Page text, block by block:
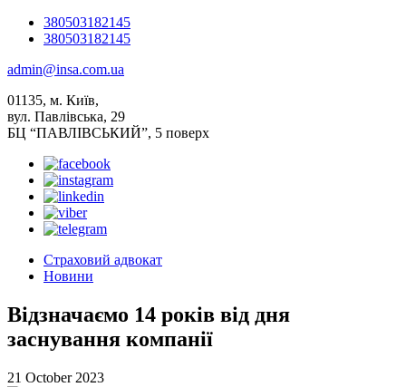
380503182145
380503182145
admin@insa.com.ua
01135, м. Київ,
вул. Павлівська, 29
БЦ “ПАВЛІВСЬКИЙ”, 5 поверх
Страховий адвокат
Новини
Відзначаємо 14 років від дня
заснування компанії
21 October 2023